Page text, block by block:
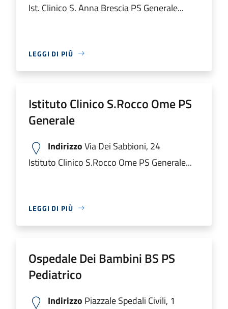
Ist. Clinico S. Anna Brescia PS Generale...
LEGGI DI PIÙ
Istituto Clinico S.Rocco Ome PS
Generale
IndirizzoVia Dei Sabbioni, 24
Istituto Clinico S.Rocco Ome PS Generale...
LEGGI DI PIÙ
Ospedale Dei Bambini BS PS
Pediatrico
Indirizzo Piazzale Spedali Civili, 1